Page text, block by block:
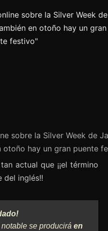
sobre la Silver Week de
otoño hay un gran puente
actual que ¡¡el término
del inglés!!
se producirá en